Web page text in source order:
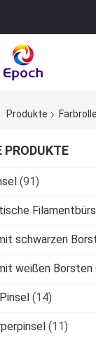
Produkte
PRODUKTE
(91)
schwarzen
weißen Borsten
(14)
(11)